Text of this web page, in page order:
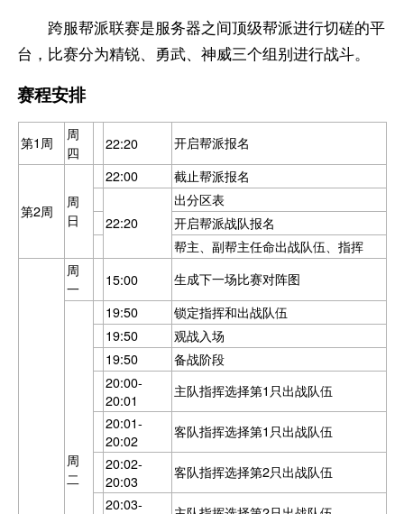
跨服帮派联赛是服务器之间顶级帮派进行切磋的平
台，比赛分为精锐、勇武、神威三个组别进行战斗。
赛程安排
第1周
周
四
22:20 开启帮派报名
第2周
周
日
22:00 截止帮派报名
22:20
出分区表
开启帮派战队报名
帮主、副帮主任命出战队伍、指挥
周
一
15:00 生成下一场比赛对阵图
周
二
19:50
锁定指挥和出战队伍
19:50
观战入场
19:50
备战阶段
20:00-
20:01
主队指挥选择第1只出战队伍
20:01-
20:02
客队指挥选择第1只出战队伍
20:02-
20:03
客队指挥选择第2只出战队伍
20:03-